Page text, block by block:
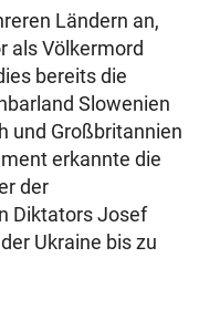
Ländern an,
als Völkermord
bereits die
Slowenien
und Großbritannien
erkannte die
der
Diktators Josef
Ukraine bis zu